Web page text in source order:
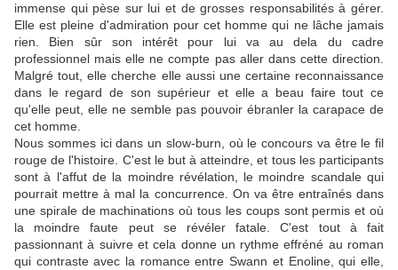
immense qui pèse sur lui et de grosses responsabilités à gérer.
Elle est pleine d'admiration pour cet homme qui ne lâche jamais
rien. Bien sûr son intérêt pour lui va au dela du cadre
professionnel mais elle ne compte pas aller dans cette direction.
Malgré tout, elle cherche elle aussi une certaine reconnaissance
dans le regard de son supérieur et elle a beau faire tout ce
qu'elle peut, elle ne semble pas pouvoir ébranler la carapace de
cet homme.
Nous sommes ici dans un slow-burn, où le concours va être le fil
rouge de l'histoire. C'est le but à atteindre, et tous les participants
sont à l'affut de la moindre révélation, le moindre scandale qui
pourrait mettre à mal la concurrence. On va être entraînés dans
une spirale de machinations où tous les coups sont permis et où
la moindre faute peut se révéler fatale. C'est tout à fait
passionnant à suivre et cela donne un rythme effréné au roman
qui contraste avec la romance entre Swann et Enoline, qui elle,